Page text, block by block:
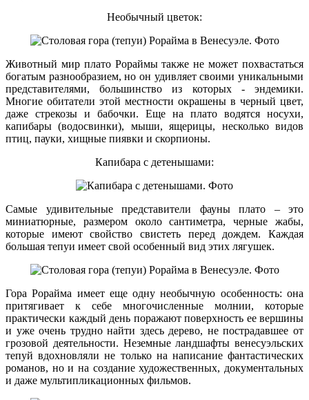
Необычный цветок:
Животный мир плато Рораймы также не может похвастаться
богатым разнообразием, но он удивляет своими уникальными
представителями, большинство из которых - эндемики.
Многие обитатели этой местности окрашены в черный цвет,
даже стрекозы и бабочки. Еще на плато водятся носухи,
капибары (водосвинки), мыши, ящерицы, несколько видов
птиц, пауки, хищные пиявки и скорпионы.
Капибара с детенышами:
Самые удивительные представители фауны плато – это
миниатюрные, размером около сантиметра, черные жабы,
которые имеют свойство свистеть перед дождем. Каждая
большая тепуи имеет свой особенный вид этих лягушек.
Гора Рорайма имеет еще одну необычную особенность: она
притягивает к себе многочисленные молнии, которые
практически каждый день поражают поверхность ее вершины
и уже очень трудно найти здесь дерево, не пострадавшее от
грозовой деятельности. Неземные ландшафты венесуэльских
тепуй вдохновляли не только на написание фантастических
романов, но и на создание художественных, документальных
и даже мультипликационных фильмов.